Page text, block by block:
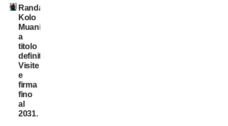
Randal
Kolo
Muani:
a
titolo
definitivo!
Visite
e
firma
fino
al
2031.